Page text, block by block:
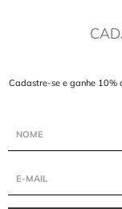
Cadastre-se e ganhe 10%